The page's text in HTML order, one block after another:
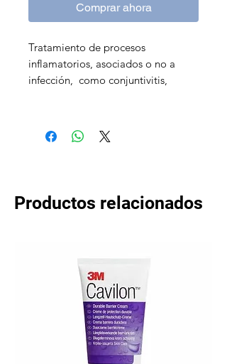
Comprar ahora
Tratamiento de procesos
inflamatorios, asociados o no a
infección, como conjuntivitis,
VENTA BAJO RECETA MÉDICO
Productos relacionados